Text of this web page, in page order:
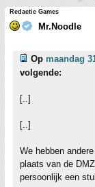
Redactie Games
Mr.Noodle
Op maandag
volgende:
[..]
[..]
We hebben
plaats van de
persoonlijk een